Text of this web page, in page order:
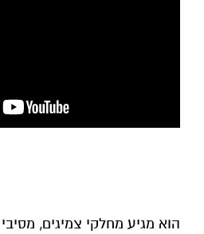
הוא מגיע מחלקי צמיגים,